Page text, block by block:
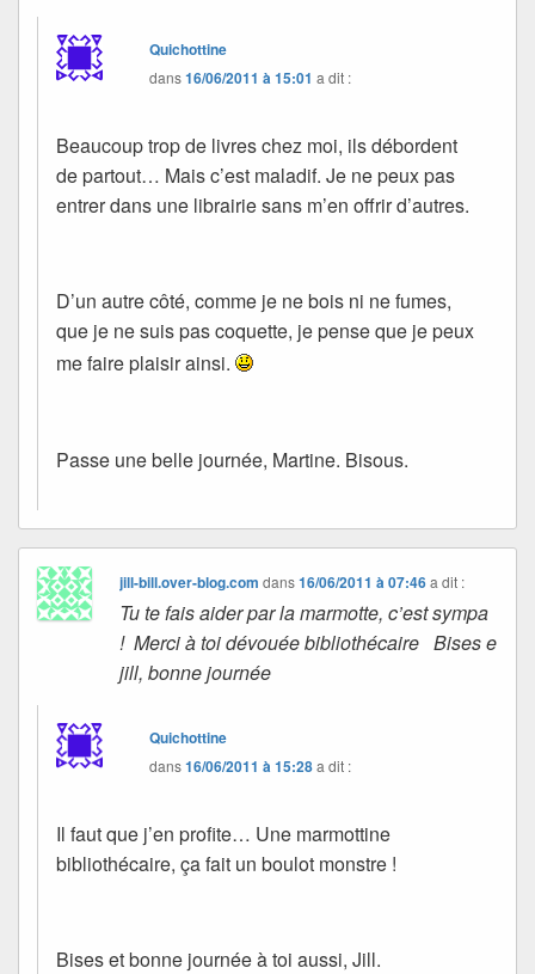
Quichottine
dans16/06/2011 à 15:01 a dit :
Beaucoup trop de livres chez moi, ils débordent
de partout… Mais c’est maladif. Je ne peux pas
entrer dans une librairie sans m’en offrir d’autres.
D’un autre côté, comme je ne bois ni ne fumes,
que je ne suis pas coquette, je pense que je peux
me faire plaisir ainsi.
Passe une belle journée, Martine. Bisous.
jill-bill.over-blog.com dans16/06/2011 à 07:46 a dit :
Tu te fais aider par la marmotte, c’est sympa
! Merci à toi dévouée bibliothécaire Bises e
jill, bonne journée
Quichottine
dans16/06/2011 à 15:28a dit :
Il faut que j’en profite… Une marmottine
bibliothécaire, ça fait un boulot monstre !
Bises et bonne journée à toi aussi, Jill.